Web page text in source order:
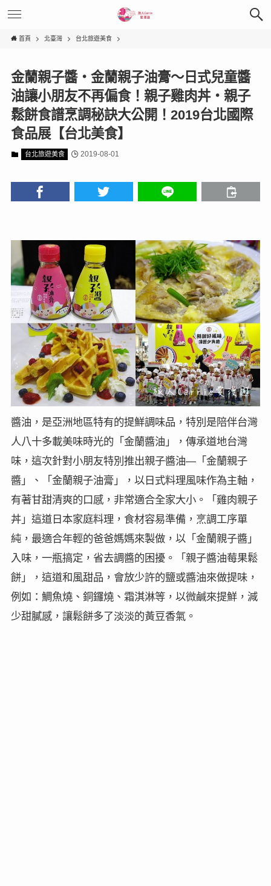
首頁 北臺灣 台北旅遊美食
金蘭親子醬‧金蘭親子油膏〜日式兒童醬
油讓小朋友不再偏食！親子雞肉丼‧親子
鬆餅食譜烹調秘訣大公開！2019台北國際
食品展【台北美食】
台北旅遊美食 2019-08-01
醬油，是亞洲地區特有的提鮮調味品，特別是陪伴台灣
人八十多載美味時光的「金蘭醬油」，傳承道地台灣
味，這次針對小朋友特別推出親子醬油—「金蘭親子
醬」、「金蘭親子油膏」，以日式料理風味作為主軸，
有著甘甜清爽的口感，非常適合全家大小。「雞肉親子
丼」這道日本家庭料理，食材容易準備，烹調工序單
純，最適合年輕的爸爸媽媽來製做，以「金蘭親子醬」
入味，一瓶搞定，省去調醬的困擾。「親子醬油莓果鬆
餅」，這道和風甜品，會放少許的鹽或醬油來做提味，
例如：鯛魚燒、銅鑼燒、霜淇淋等，以微鹹來提鮮，減
少甜膩感，讓鬆餅多了淡淡的黃豆香氣。